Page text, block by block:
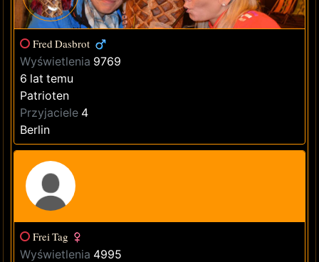
Fred Dasbrot
Wyświetlenia 9769
6 lat temu
Patrioten
Przyjaciele 4
Berlin
Frei Tag
Wyświetlenia 4995